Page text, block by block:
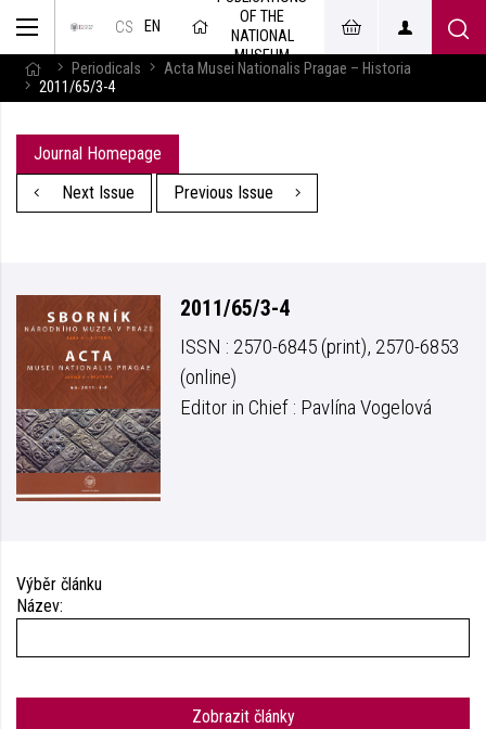
CS EN
OF THE
NATIONAL
MUSEUM
Periodicals
Acta Musei Nationalis Pragae – Historia
2011/65/3-4
Journal Homepage
Next Issue
Previous Issue
2011/65/3-4
ISSN : 2570-6845 (print), 2570-6853
(online)
Editor in Chief : Pavlína Vogelová
Výběr článku
Název:
Zobrazit články